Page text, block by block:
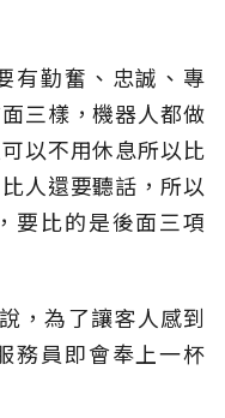
有勤奮、忠誠、專
三樣，機器人都做
以不用休息所以比
人還要聽話，所以
要比的是後面三項
，為了讓客人感到
務員即會奉上一杯